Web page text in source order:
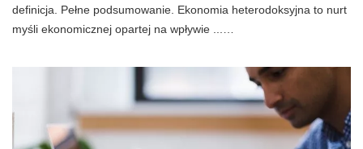
definicja. Pełne podsumowanie. Ekonomia heterodoksyjna to nurt
myśli ekonomicznej opartej na wpływie ...…